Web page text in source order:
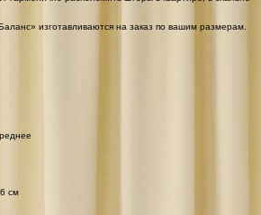
изготавливаются на заказ по вашим размерам.
см